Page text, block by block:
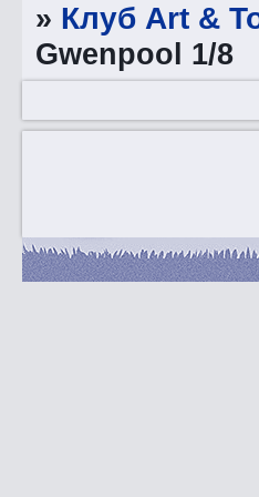
» Клуб Art &
Gwenpool 1/8